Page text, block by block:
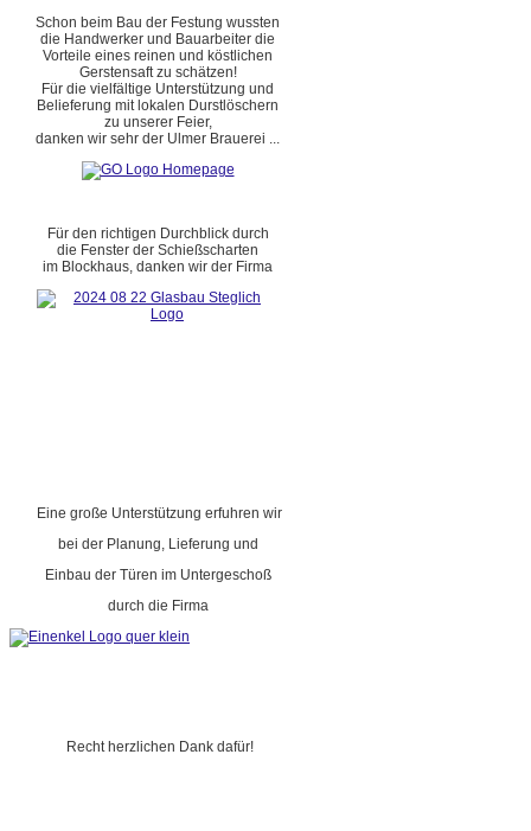
Schon beim Bau der Festung wussten
die Handwerker und Bauarbeiter die
Vorteile eines reinen und köstlichen
Gerstensaft zu schätzen!
Für die vielfältige Unterstützung und
Belieferung mit lokalen Durstlöschern
zu unserer Feier,
danken wir sehr der Ulmer Brauerei ...
Für den richtigen Durchblick durch
die Fenster der Schießscharten
im Blockhaus, danken wir der Firma
Eine große Unterstützung erfuhren wir
bei der Planung, Lieferung und
Einbau der Türen im Untergeschoß
durch die Firma
Recht herzlichen Dank dafür!